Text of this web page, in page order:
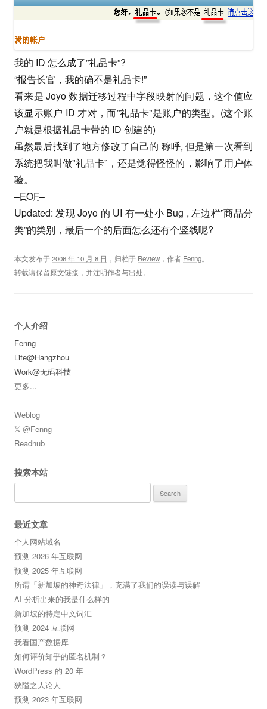
我的 ID 怎么成了”礼品卡”?
“报告长官，我的确不是礼品卡!”
看来是 Joyo 数据迁移过程中字段映射的问题，这个值应
该显示账户 ID 才对，而”礼品卡”是账户的类型。(这个账
户就是根据礼品卡带的 ID 创建的)
虽然最后找到了地方修改了自己的 称呼, 但是第一次看到
系统把我叫做”礼品卡”，还是觉得怪怪的，影响了用户体
验。
–EOF–
Updated: 发现 Joyo 的 UI 有一处小 Bug , 左边栏”商品分
类”的类别，最后一个的后面怎么还有个竖线呢?
本文发布于2006 年 10 月 8 日 ，归档于 Review ，作者 Fenng。
转载请保留原文链接，并注明作者与出处。
个人介绍
Fenng
Life@Hangzhou
Work@无码科技
更多...
Weblog
𝕏 @Fenng
Readhub
搜索本站
for:
最近文章
个人网站域名
预测 2026 年互联网
预测 2025 年互联网
所谓「新加坡的神奇法律」，充满了我们的误读与误解
AI 分析出来的我是什么样的
新加坡的特定中文词汇
预测 2024 互联网
我看国产数据库
如何评价知乎的匿名机制？
WordPress 的 20 年
狹隘之人论人
预测 2023 年互联网